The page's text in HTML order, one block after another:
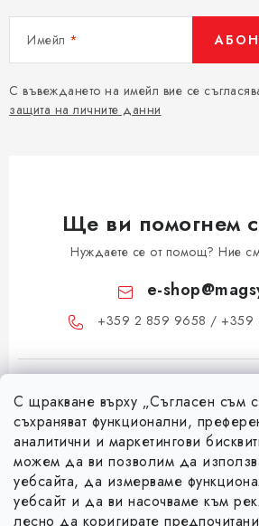
С щракване върху „Съгласен съм
съхраняват функционални,
аналитични и маркетингови
можем да ви позволим да
уебсайта, да измерваме
уебсайт и да ви насочваме към
лесно да коригирате
Имейл
С въвеждането на имейл вие се
защита на личните данни
Ще ви помогнем
Нуждаете се от помощ? Ние
e-shop@
+359 2 859 9658 / +359
Ф